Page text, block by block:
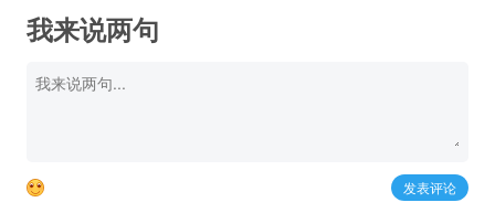
我来说两句